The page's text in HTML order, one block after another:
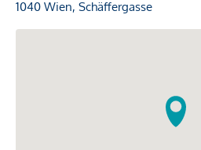
1040 Wien, Schäffergasse